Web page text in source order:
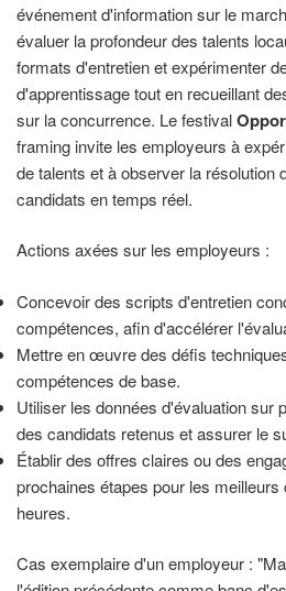
événement d'information sur le
évaluer la profondeur des talents
formats d'entretien et expérimenter
d'apprentissage tout en recueillant
sur la concurrence. Le festival
framing invite les employeurs à
de talents et à observer la résolution
candidats en temps réel.
Actions axées sur les employeurs :
Concevoir des scripts d'entretien
compétences, afin d'accélérer
Mettre en œuvre des défis
compétences de base.
Utiliser les données d'évaluation sur
des candidats retenus et assurer le
Établir des offres claires ou des
prochaines étapes pour les
heures.
Cas exemplaire d'un employeur :